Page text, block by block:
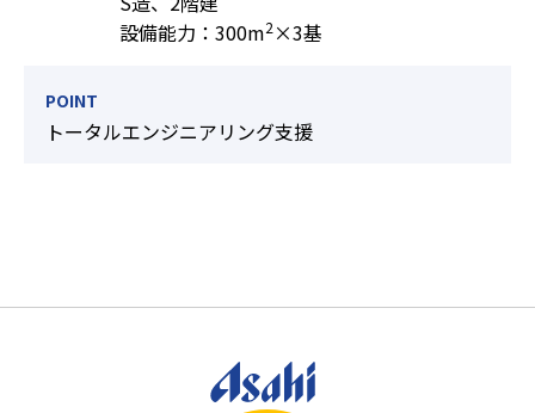
設備能力：300m2 ×3基
POINT
トータルエンジニアリング支援